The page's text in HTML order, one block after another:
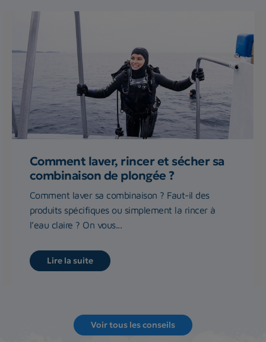
Comment laver, rincer et sécher sa
combinaison de plongée ?
Comment laver sa combinaison ? Faut-il des
produits spécifiques ou simplement la rincer à
l’eau claire ? On vous...
Lire la suite
Voir tous les conseils